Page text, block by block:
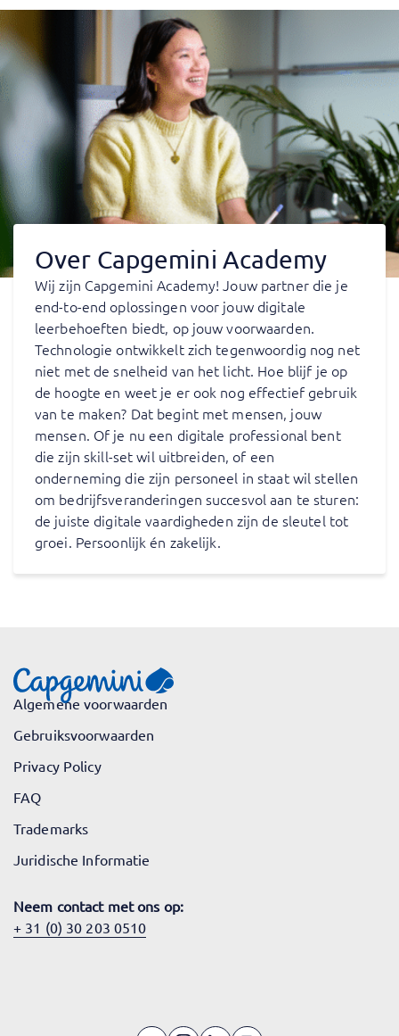
Over Capgemini Academy
Wij zijn Capgemini Academy! Jouw partner die je
end-to-end oplossingen voor jouw digitale
leerbehoeften biedt, op jouw voorwaarden.
Technologie ontwikkelt zich tegenwoordig nog net
niet met de snelheid van het licht. Hoe blijf je op
de hoogte en weet je er ook nog effectief gebruik
van te maken? Dat begint met mensen, jouw
mensen. Of je nu een digitale professional bent
die zijn skill-set wil uitbreiden, of een
onderneming die zijn personeel in staat wil stellen
om bedrijfsveranderingen succesvol aan te sturen:
de juiste digitale vaardigheden zijn de sleutel tot
groei. Persoonlijk én zakelijk.
Algemene voorwaarden
Gebruiksvoorwaarden
Privacy Policy
FAQ
Trademarks
Juridische Informatie
Neem contact met ons op:
+ 31 (0) 30 203 0510